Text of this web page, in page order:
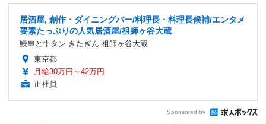
居酒屋, 創作・ダイニングバー/料理長・料理長候補/エンタメ
要素たっぷりの人気居酒屋/祖師ヶ谷大蔵
鰻串と牛タン きたぎん 祖師ヶ谷大蔵
東京都
月給30万円～42万円
正社員
Sponsored by